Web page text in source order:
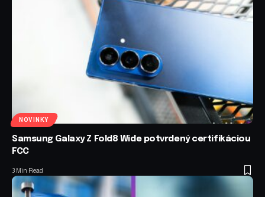
NOVINKY
Samsung Galaxy Z Fold8 Wide potvrdený certifikáciou
FCC
3 Min Read